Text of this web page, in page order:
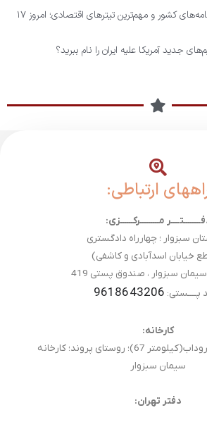
مروری بر سرتیتر روزنامه‌های کشور و مهم‌ترین تیترهای اقتصادی؛ امروز ۱۷
جدید آمریکا علیه ایران را نام ببرید؟
ارتباطی:
مـــــــــرکــــــزی:
سبزوار ؛ چهارراه دادگستری
خیابان اسدآبادی و کاشفی)
سبزوار ، صندوق پستی 419
پــــستی: 9618643206
کارخانه:
شهرستان سبزوار؛ روداب(کیلومتر 67)؛ روستای پروند؛ کارخانه
سیمان سبزوار
دفتر تهران: